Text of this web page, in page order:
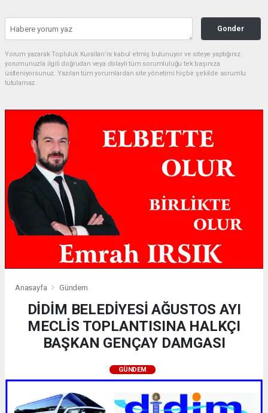
Gonder
Yorum yazarak Topluluk Kuralları’nı kabul etmiş bulunuyor ve siteye yaptığınız
yorumunuzla ilgili doğrudan veya dolaylı tüm sorumluluğu tek başınıza
üstleniyorsunuz. Yazılan tüm yorumlardan site yönetimi hiçbir şekilde sorumlu
tutulamaz.
Anasayfa Gündem
DİDİM BELEDİYESİ AĞUSTOS AYI
MECLİS TOPLANTISINA HALKÇI
BAŞKAN GENÇAY DAMGASI
GÜNDEM